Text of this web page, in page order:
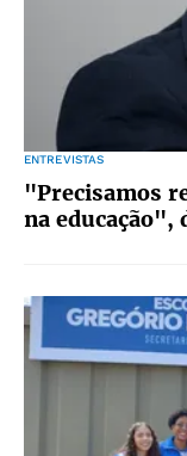
ENTREVISTAS
"Precisamos
na educação",